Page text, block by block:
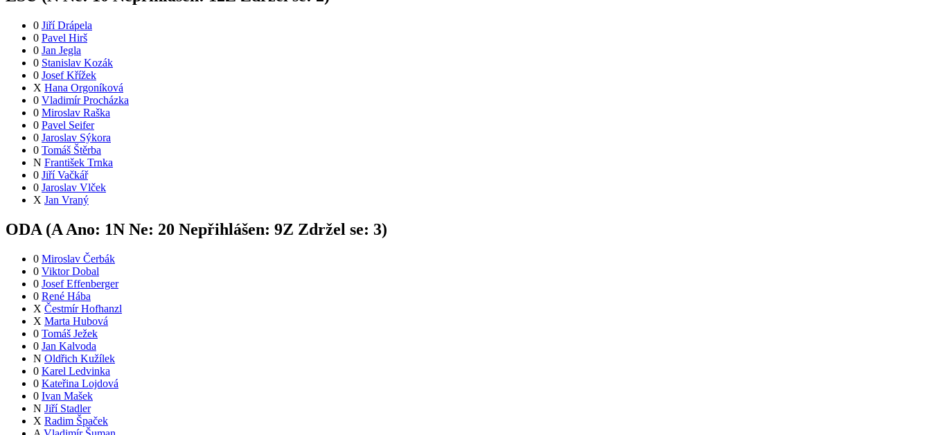
0 Jiří Drápela
0 Pavel Hirš
0 Jan Jegla
0 Stanislav Kozák
0 Josef Křížek
X Hana Orgoníková
0 Vladimír Procházka
0 Miroslav Raška
0 Pavel Seifer
0 Jaroslav Sýkora
0 Tomáš Štěrba
N František Trnka
0 Jiří Vačkář
0 Jaroslav Vlček
X Jan Vraný
ODA (A Ano: 1N Ne: 20 Nepřihlášen: 9Z Zdržel se: 3)
0 Miroslav Čerbák
0 Viktor Dobal
0 Josef Effenberger
0 René Hába
X Čestmír Hofhanzl
X Marta Hubová
0 Tomáš Ježek
0 Jan Kalvoda
N Oldřich Kužílek
0 Karel Ledvinka
0 Kateřina Lojdová
0 Ivan Mašek
N Jiří Stadler
X Radim Špaček